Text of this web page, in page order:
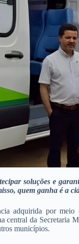
soluções e
quem ganha é a
adquirida por
da Secretaria
municípios.